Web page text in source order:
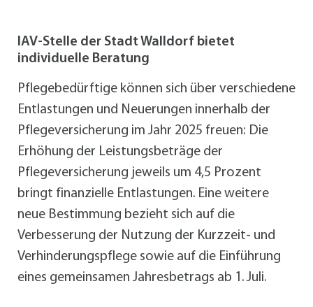
IAV-Stelle der Stadt Walldorf bietet
individuelle Beratung
Pflegebedürftige können sich über verschiedene
Entlastungen und Neuerungen innerhalb der
Pflegeversicherung im Jahr 2025 freuen: Die
Erhöhung der Leistungsbeträge der
Pflegeversicherung jeweils um 4,5 Prozent
bringt finanzielle Entlastungen. Eine weitere
neue Bestimmung bezieht sich auf die
Verbesserung der Nutzung der Kurzzeit- und
Verhinderungspflege sowie auf die Einführung
eines gemeinsamen Jahresbetrags ab 1. Juli.